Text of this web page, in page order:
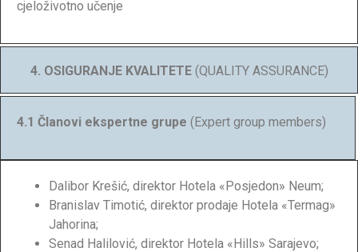
cjeloživotno učenje
4. OSIGURANJE KVALITETE(QUALITY ASSURANCE)
4.1 Članovi ekspertne grupe (Expert group members)
Dalibor Krešić, direktor Hotela «Posjedon» Neum;
Branislav Timotić, direktor prodaje Hotela «Termag»
Jahorina;
Senad Halilović, direktor Hotela «Hills» Sarajevo;